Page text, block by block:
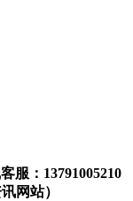
服：13791005210
讯网站）